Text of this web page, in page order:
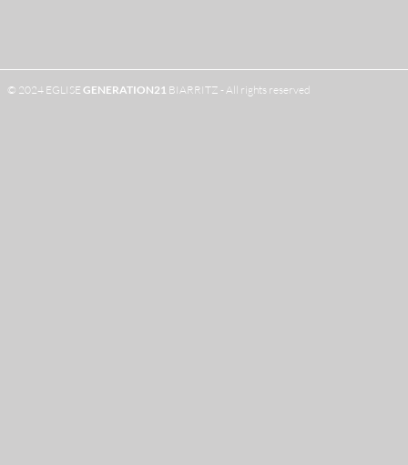
© 2024 EGLISE GENERATION21 BIARRITZ - All rights reserved